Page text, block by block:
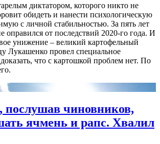
диктатором, которого никто не
обидеть и нанести психологическую
с личной стабильностью. За пять лет
оправился от последствий 2020-го года. И
унижение – великий картофельный
Лукашенко провел специальное
что с картошкой проблем нет. По
чиновников,
ячмень и рапс. Хвалил